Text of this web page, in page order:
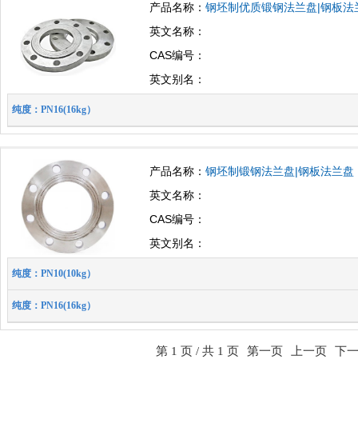
产品名称： 钢坯制优质锻钢法兰盘|钢板
英文名称：
CAS编号：
英文别名：
纯度：PN16(16kg）
产品名称： 钢坯制锻钢法兰盘|钢板法兰
英文名称：
CAS编号：
英文别名：
纯度：PN10(10kg）
纯度：PN16(16kg）
第 1 页 / 共 1 页 第一页 上一页 下